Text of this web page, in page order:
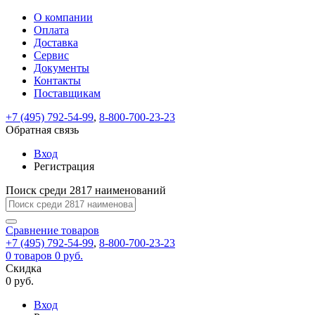
ВходРегистрация
Только
test@example.com
отправлена
по
ней
для
регистрации.
Ок
Только
Запомнить
меня
Забыли
Восстановление
пароля
Заполните
форму.
Мы
отправим
ссылку
на
указанный
электронный
адрес,
перейдя
по
которой
вы
новый
На
вашу
test@test.ru
отправлена
ссылка.
Перейдите
по
для
смены
пароля.
Введите
новый
пароль
Сменить
Пароль
успешно
Войти
Обратная
связь
Сообщение
пользовательского
соглашения
Ваше
сообщение
успешно
О компании
Оплата
Доставка
Сервис
Документы
Контакты
Поставщикам
+7 (495) 792-54-99, 8-800-700-23-23
Обратная связь
Вход
Регистрация
Поиск среди 2817 наименований
Сравнение товаров
+7 (495) 792-54-99, 8-800-700-23-23
0 товаров 0 руб.
Скидка
0 руб.
Вход